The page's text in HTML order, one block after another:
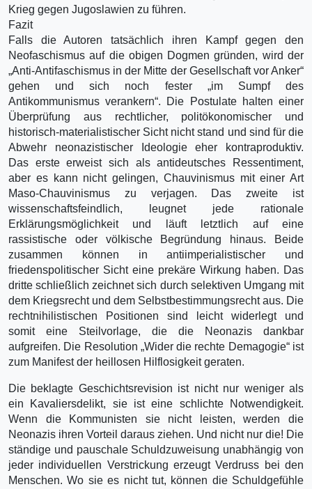
Krieg gegen Jugoslawien zu führen.
Fazit
Falls die Autoren tatsächlich ihren Kampf gegen den
Neofaschismus auf die obigen Dogmen gründen, wird der
„Anti-Antifaschismus in der Mitte der Gesellschaft vor Anker“
gehen und sich noch fester „im Sumpf des
Antikommunismus verankern“. Die Postulate halten einer
Überprüfung aus rechtlicher, politökonomischer und
historisch-materialistischer Sicht nicht stand und sind für die
Abwehr neonazistischer Ideologie eher kontraproduktiv.
Das erste erweist sich als antideutsches Ressentiment,
aber es kann nicht gelingen, Chauvinismus mit einer Art
Maso-Chauvinismus zu verjagen. Das zweite ist
wissenschaftsfeindlich, leugnet jede rationale
Erklärungsmöglichkeit und läuft letztlich auf eine
rassistische oder völkische Begründung hinaus. Beide
zusammen können in antiimperialistischer und
friedenspolitischer Sicht eine prekäre Wirkung haben. Das
dritte schließlich zeichnet sich durch selektiven Umgang mit
dem Kriegsrecht und dem Selbstbestimmungsrecht aus. Die
rechtnihilistischen Positionen sind leicht widerlegt und
somit eine Steilvorlage, die die Neonazis dankbar
aufgreifen. Die Resolution „Wider die rechte Demagogie“ ist
zum Manifest der heillosen Hilflosigkeit geraten.
Die beklagte Geschichtsrevision ist nicht nur weniger als
ein Kavaliersdelikt, sie ist eine schlichte Notwendigkeit.
Wenn die Kommunisten sie nicht leisten, werden die
Neonazis ihren Vorteil daraus ziehen. Und nicht nur die! Die
ständige und pauschale Schuldzuweisung unabhängig von
jeder individuellen Verstrickung erzeugt Verdruss bei den
Menschen. Wo sie es nicht tut, können die Schuldgefühle